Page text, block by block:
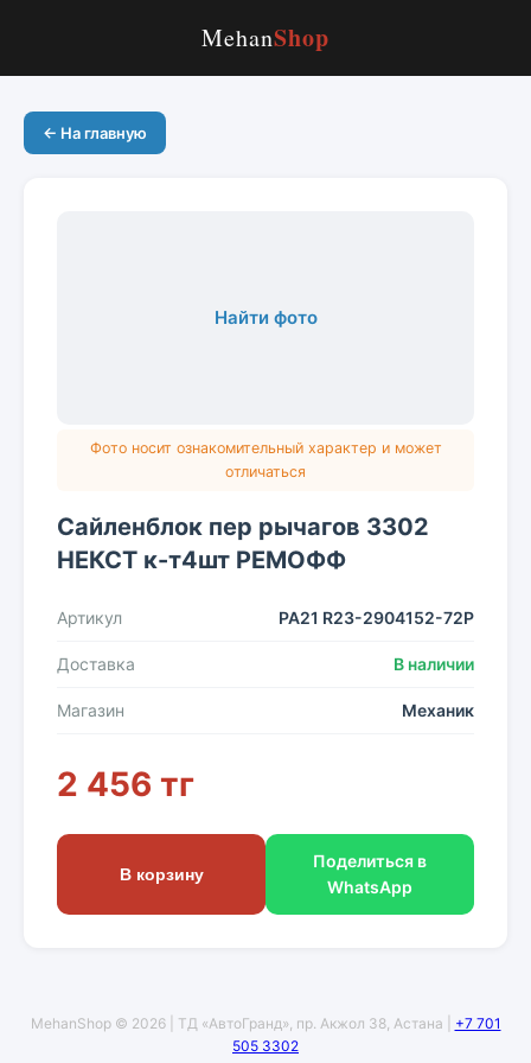
MehanShop
← На главную
Найти фото
Фото носит ознакомительный характер и может
отличаться
Сайленблок пер рычагов 3302
НЕКСТ к-т4шт РЕМОФФ
Артикул PA21 R23-2904152-72P
Доставка В наличии
Магазин Механик
2 456 тг
В корзину
Поделиться в
WhatsApp
MehanShop © 2026 | ТД «АвтоГранд», пр. Акжол 38, Астана | +7 701
505 3302